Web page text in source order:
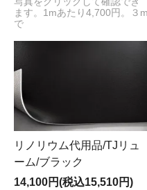
ます。1mあたり4,700円。３m
で
リノリウム代用品/TJリュ
ーム/ブラック
14,100円(税込15,510円)